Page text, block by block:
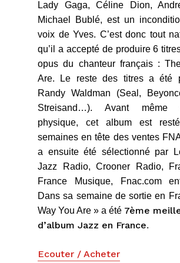
Lady Gaga, Céline Dion,
Michael Bublé, est un
voix de Yves. C’est donc tout
qu’il a accepté de produire 6
opus du chanteur français :
Are. Le reste des titres a été
Randy Waldman (Seal,
Streisand…). Avant même
physique, cet album est
semaines en tête des ventes
a ensuite été sélectionné par
Jazz Radio, Crooner Radio,
France Musique, Fnac.com
Dans sa semaine de sortie en
Way You Are » a été 7ème
d’album Jazz en France.
Ecouter / Acheter